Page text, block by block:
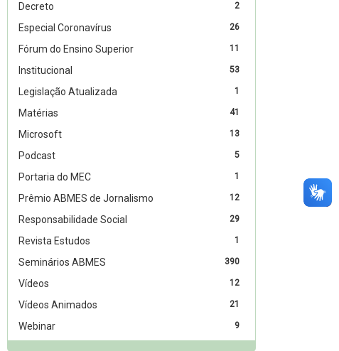
2
Decreto
26
Especial Coronavírus
11
Fórum do Ensino Superior
53
Institucional
1
Legislação Atualizada
41
Matérias
13
Microsoft
5
Podcast
1
Portaria do MEC
12
Prêmio ABMES de Jornalismo
29
Responsabilidade Social
1
Revista Estudos
390
Seminários ABMES
12
Vídeos
21
Vídeos Animados
9
Webinar